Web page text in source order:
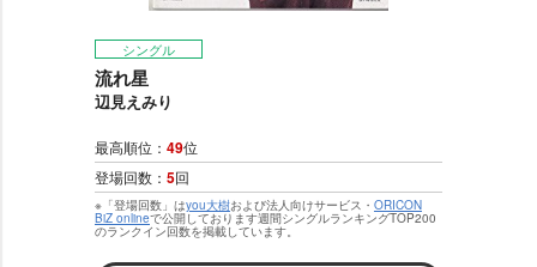
シングル
流れ星
辺見えみり
最高順位： 49位
登場回数： 5回
※「登場回数」はyou大樹および法人向けサービス・ ORICON
BiZ onlineで公開しております週間シングルランキングTOP200
のランクイン回数を掲載しています。